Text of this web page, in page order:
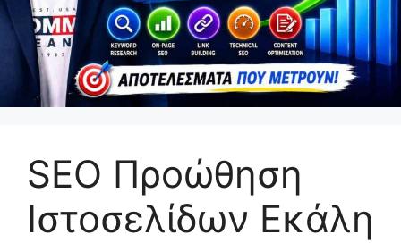
SEO Προώθηση
Ιστοσελίδων Εκάλη